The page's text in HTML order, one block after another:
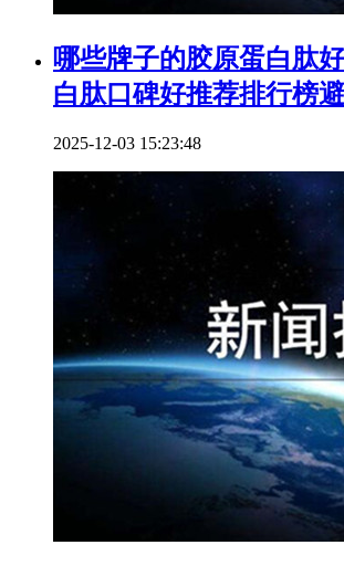
哪些牌子的胶原蛋白肽
白肽口碑好推荐排行榜
2025-12-03 15:23:48